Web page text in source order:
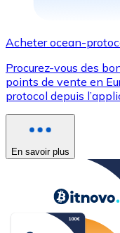
Acheter ocean-
Procurez-vous des
points de vente en
protocol depuis
En savoir plus